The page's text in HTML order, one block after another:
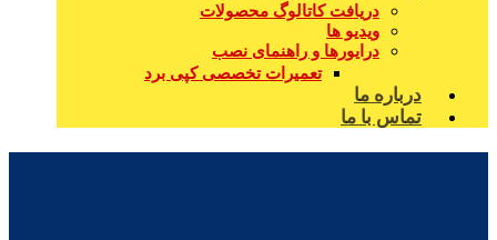
دریافت کاتالوگ محصولات
ویدیو ها
درایورها و راهنمای نصب
تعمیرات تخصصی کپی برد
درباره ما
تماس با ما